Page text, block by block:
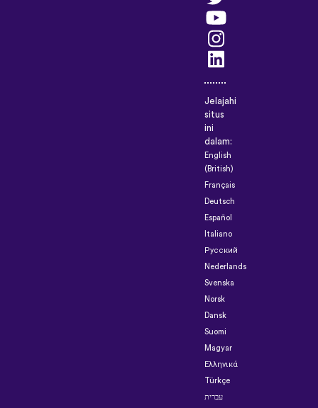
Jelajahi
situs
ini
dalam:
English
(British)
Français
Deutsch
Español
Italiano
Русский
Nederlands
Svenska
Norsk
Dansk
Suomi
Magyar
Ελληνικά
Türkçe
עברית